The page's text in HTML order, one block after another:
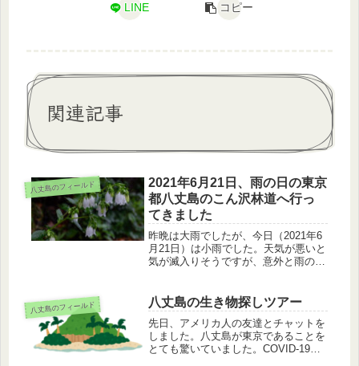
LINE コピー
関連記事
八丈島のフィールド
2021年6月21日、雨の日の東京
都八丈島のこん沢林道へ行っ
てきました
昨晩は大雨でしたが、今日（2021年6
月21日）は小雨でした。天気が悪いと
気が滅入りそうですが、意外と雨の日
マホタルブクロ、ポットホールを見て
きました。
八丈島のフィールド 八丈島の生き物探しツアー
先日、アメリカ人の友達とチャットを
しました。八丈島が東京であることを
とても驚いていました。COVID-19コ